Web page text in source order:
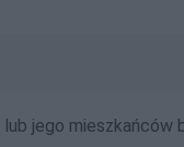
lub jego mieszkańców